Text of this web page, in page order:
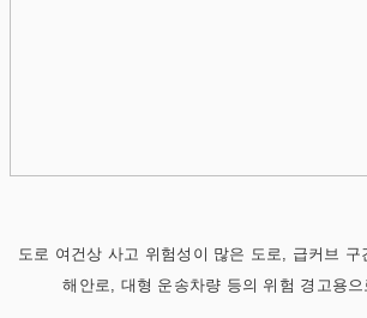
도로 여건상 사고 위험성이 많은 도로, 급커브 구
해안로, 대형 운송차량 등의 위험 경고용으